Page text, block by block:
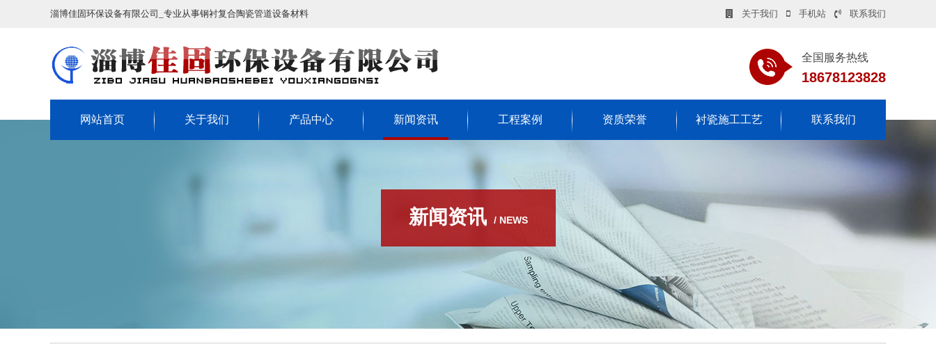
淄博佳固环保设备有限公司_专业从事钢衬复合陶瓷管道设备材料 关于我们 手机站 联系我们
全国服务热线
18678123828
网站首页 关于我们 产品中心 新闻资讯 工程案例 资质荣誉 衬瓷施工工艺 联系我们
新闻资讯 / NEWS